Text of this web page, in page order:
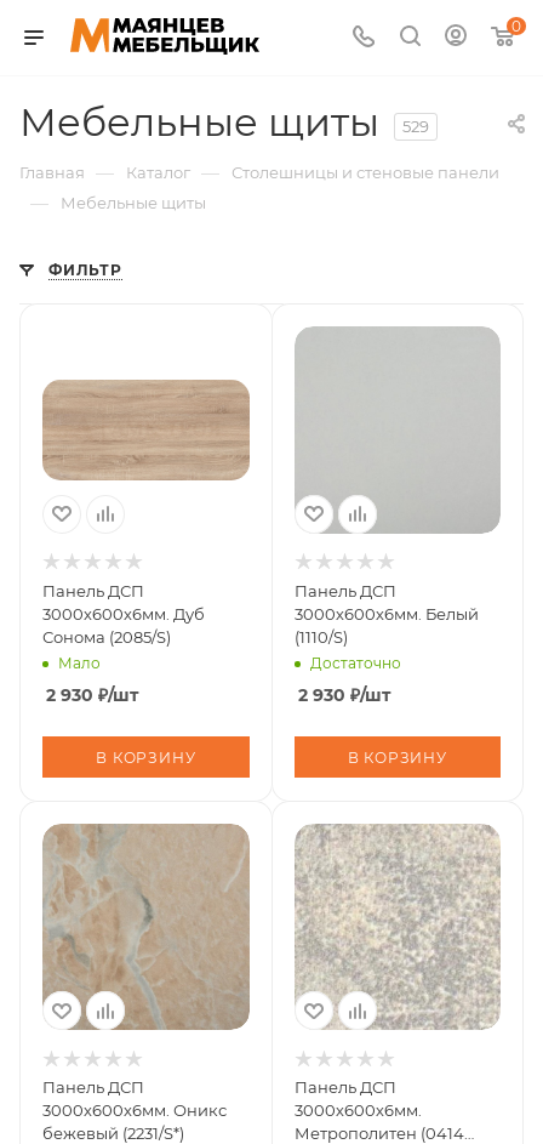
0
Мебельные щиты 529
Главная — Каталог — Столешницы и стеновые панели
— Мебельные щиты
ФИЛЬТР
Панель ДСП
3000х600х6мм. Дуб
Сонома (2085/S)
Мало
2 930 ₽/шт
В КОРЗИНУ
Панель ДСП
3000х600х6мм. Белый
(1110/S)
Достаточно
2 930 ₽/шт
В КОРЗИНУ
Панель ДСП
3000х600х6мм. Оникс
бежевый (2231/S*)
Панель ДСП
3000х600х6мм.
Метрополитен (0414